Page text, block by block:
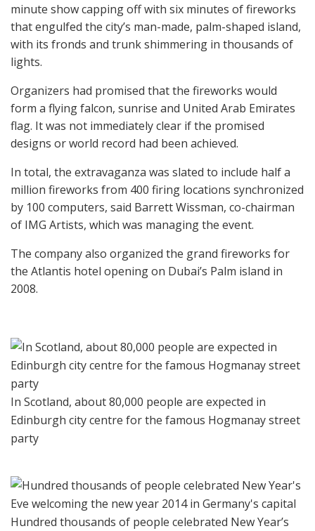
minute show capping off with six minutes of fireworks
that engulfed the city’s man-made, palm-shaped island,
with its fronds and trunk shimmering in thousands of
lights.
Organizers had promised that the fireworks would
form a flying falcon, sunrise and United Arab Emirates
flag. It was not immediately clear if the promised
designs or world record had been achieved.
In total, the extravaganza was slated to include half a
million fireworks from 400 firing locations synchronized
by 100 computers, said Barrett Wissman, co-chairman
of IMG Artists, which was managing the event.
The company also organized the grand fireworks for
the Atlantis hotel opening on Dubai’s Palm island in
2008.
In Scotland, about 80,000 people are expected in
Edinburgh city centre for the famous Hogmanay street
party
Hundred thousands of people celebrated New Year’s